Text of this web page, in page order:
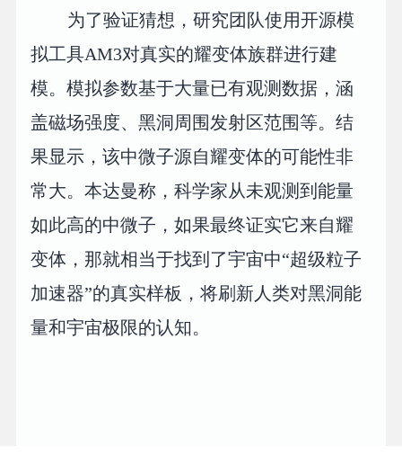
为了验证猜想，研究团队使用开源模
拟工具AM3对真实的耀变体族群进行建
模。模拟参数基于大量已有观测数据，涵
盖磁场强度、黑洞周围发射区范围等。结
果显示，该中微子源自耀变体的可能性非
常大。本达曼称，科学家从未观测到能量
如此高的中微子，如果最终证实它来自耀
变体，那就相当于找到了宇宙中“超级粒子
加速器”的真实样板，将刷新人类对黑洞能
量和宇宙极限的认知。